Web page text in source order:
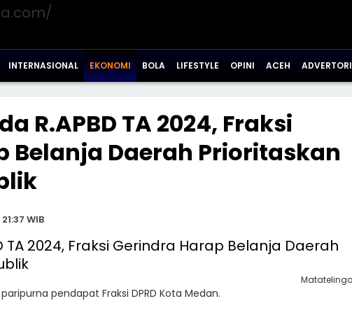
INTERNASIONAL EKONOMI BOLA LIFESTYLE OPINI ACEH
R.APBD TA 2024, Fraksi
Belanja Daerah Prioritaskan
WIB
pendapat Fraksi DPRD Kota Medan.